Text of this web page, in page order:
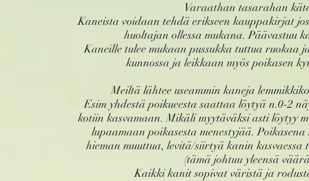
Varaathan tasarahan
Kaneista voidaan tehdä erikseen kauppakirjat
huoltajan ollessa mukana. Päävastuu
Kaneille tulee mukaan pussukka tuttua ruokaa
kunnossa ja leikkaan myös poikasen
Meiltä lähtee useammin kaneja
Esim yhdestä poikueesta saattaa löytyä n.0-2
kotiin kasvamaan.Mikäli myytäväksi asti löytyy
lupaamaan poikasesta menestyjää.
hieman muuttua, levitä/siirtyä kanin
(tämä johtuu yleensä
Kaikki kanit sopivat väristä ja